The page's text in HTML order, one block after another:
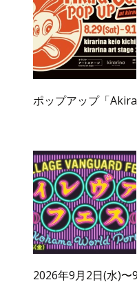
ポップアップ「
2026年9月2日(水)〜